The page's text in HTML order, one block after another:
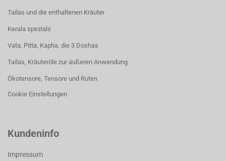
Tailas und die enthaltenen Kräuter
Kerala spezials
Vata, Pitta, Kapha, die 3 Doshas
Tailas, Kräuteröle zur äußeren Anwendung
Ökotensore, Tensore und Ruten
Cookie Einstellungen
Kundeninfo
Impressum